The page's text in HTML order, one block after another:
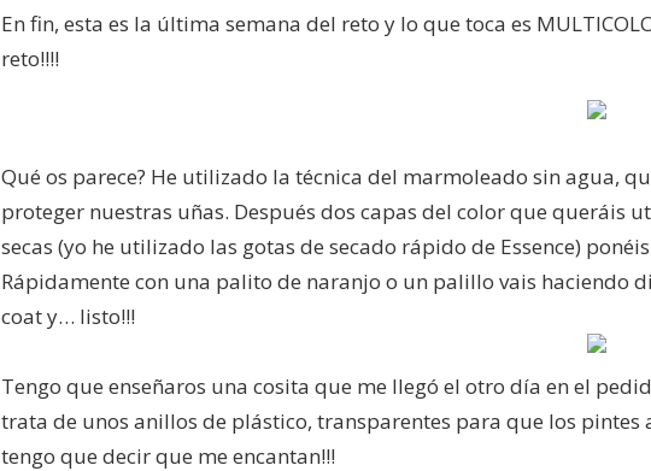
En fin, esta es la última semana del reto y lo que toca es
reto!!!!
Qué os parece? He utilizado la técnica del marmoleado sin agua,
proteger nuestras uñas. Después dos capas del color que queráis
secas (yo he utilizado las gotas de secado rápido de Essence)
Rápidamente con una palito de naranjo o un palillo vais haciendo
coat y… listo!!!
Tengo que enseñaros una cosita que me llegó el otro día en el
trata de unos anillos de plástico, transparentes para que los
tengo que decir que me encantan!!!